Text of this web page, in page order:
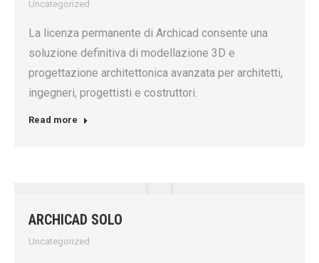
Uncategorized
La licenza permanente di Archicad consente una
soluzione definitiva di modellazione 3D e
progettazione architettonica avanzata per architetti,
ingegneri, progettisti e costruttori.
Read more
ARCHICAD SOLO
Uncategorized